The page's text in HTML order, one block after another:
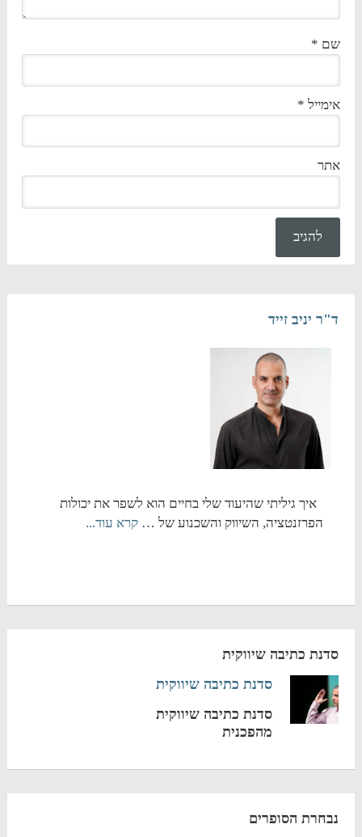
שם *
אימייל *
אתר
ד"ר יניב זייד
איך גיליתי שהיעוד שלי בחיים הוא לשפר את יכולות
הפרזנטציה, השיווק והשכנוע של … קרא עוד...
סדנת כתיבה שיווקית
סדנת כתיבה שיווקית
סדנת כתיבה שיווקית
מהפכנית
נבחרת הסופרים